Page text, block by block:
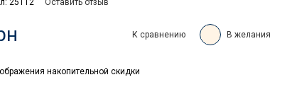
25112 Оставить отзыв
К сравнению В желания
накопительной скидки